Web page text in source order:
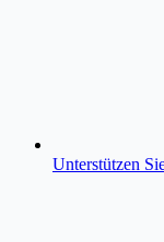
Unterstützen